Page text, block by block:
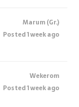
Marum (Gr.)
Posted 1 week ago
Wekerom
Posted 1 week ago